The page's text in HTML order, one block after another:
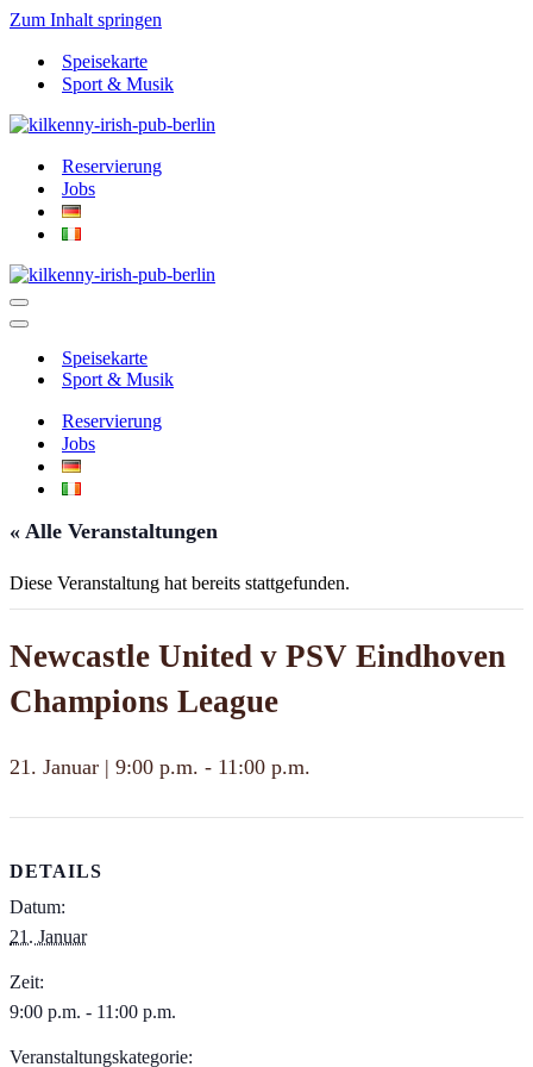
Zum Inhalt springen
Speisekarte
Sport & Musik
Reservierung
Jobs
Navigationsmenü
Navigationsmenü
Speisekarte
Sport & Musik
Reservierung
Jobs
« Alle Veranstaltungen
Diese Veranstaltung hat bereits stattgefunden.
Newcastle United v PSV Eindhoven
Champions League
21. Januar | 9:00 p.m. - 11:00 p.m.
DETAILS
Datum:
21. Januar
Zeit:
9:00 p.m. - 11:00 p.m.
Veranstaltungskategorie: